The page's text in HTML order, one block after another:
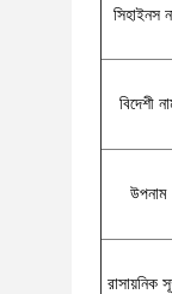
সিহাইনস
বিদেশী
উপনাম
রাসায়নিক